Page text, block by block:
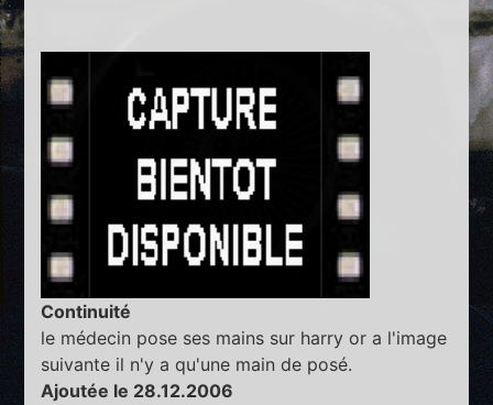
Continuité
le médecin pose ses mains sur harry or a l'image
suivante il n'y a qu'une main de posé.
Ajoutée le 28.12.2006